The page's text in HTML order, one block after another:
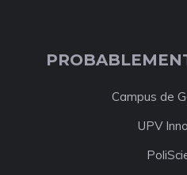
Campus de
UPV